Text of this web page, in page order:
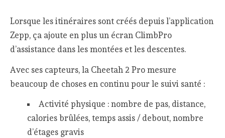
Lorsque les itinéraires sont créés depuis l’application
Zepp, ça ajoute en plus un écran ClimbPro
d’assistance dans les montées et les descentes.
Avec ses capteurs, la Cheetah 2 Pro mesure
beaucoup de choses en continu pour le suivi santé :
Activité physique : nombre de pas, distance,
calories brûlées, temps assis / debout, nombre
d’étages gravis